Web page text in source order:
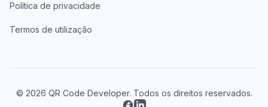
Política de privacidade
Termos de utilização
© 2026 QR Code Developer. Todos os direitos reservados.